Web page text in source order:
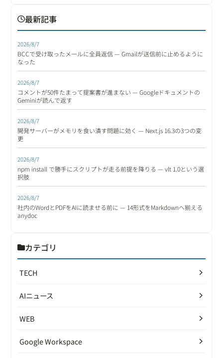
最新記事
2026/8/7
BCCで受け取ったメールに全員返信 — Gmailが送信前に止めるように
なった
2026/8/7
コメントが50件たまって提案書が進まない — Googleドキュメントの
Geminiが読んで返す
2026/8/7
開発サーバーがメモリを食い潰す問題に効く — Next.js 16.3の3つの変
更
2026/8/7
npm install で勝手にスクリプトが走る前提を降りる — vlt 1.0という選
択肢
2026/8/7
社内のWordとPDFをAIに読ませる前に — 14形式をMarkdownへ揃える
anydoc
カテゴリ
TECH
AIニュース
WEB
Google Workspace